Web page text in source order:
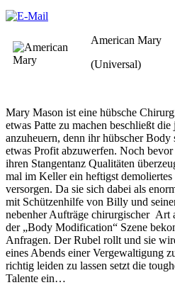
American Mary
(Universal)
Mary Mason ist eine hübsche
etwas Patte zu machen beschließt
anzuheuern, denn ihr hübscher
etwas Profit abzuwerfen. Noch
ihren Stangentanz Qualitäten
mal im Keller ein heftigst
versorgen. Da sie sich dabei als
mit Schützenhilfe von Billy und
nebenher Aufträge chirurgischer Art
der „Body Modification“ Szene
Anfragen. Der Rubel rollt und sie
eines Abends einer Vergewaltigung
richtig leiden zu lassen setzt die
Talente ein…